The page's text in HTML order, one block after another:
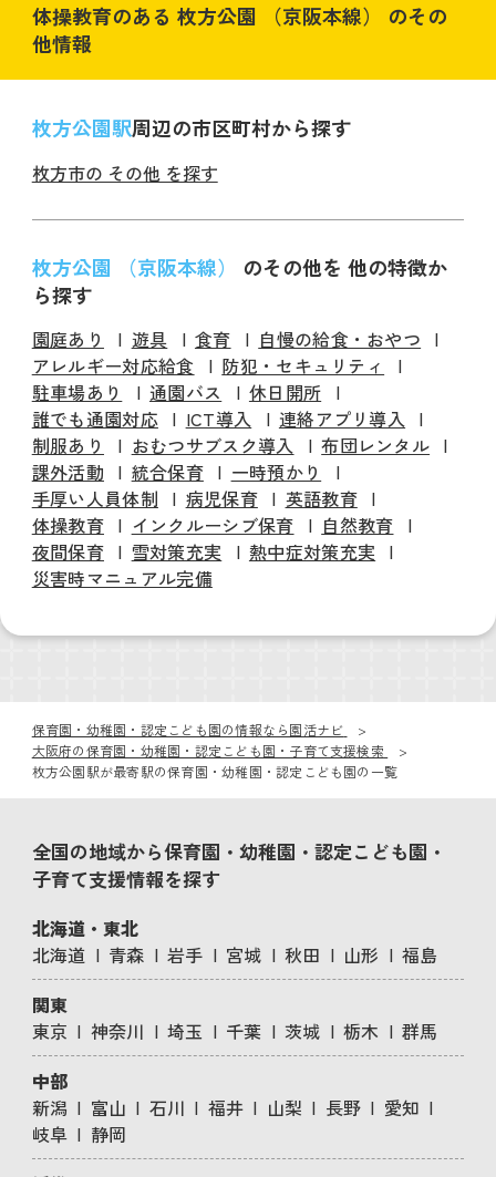
体操教育のある 枚方公園 （京阪本線） のその
他情報
枚方公園駅周辺の市区町村から探す
枚方市の その他 を探す
枚方公園 （京阪本線） のその他を 他の特徴か
ら探す
園庭あり 遊具 食育
自慢の給食・おやつ
アレルギー対応給食
防犯・セキュリティ
駐車場あり
通園バス
休日開所
誰でも通園対応
ICT導入
連絡アプリ導入
制服あり
おむつサブスク導入
布団レンタル
課外活動
統合保育
一時預かり
手厚い人員体制
病児保育
英語教育
体操教育
インクルーシブ保育
自然教育
夜間保育
雪対策充実
熱中症対策充実
災害時マニュアル完備
保育園・幼稚園・認定こども園の情報なら園活ナビ
大阪府の保育園・幼稚園・認定こども園・子育て支援検索
枚方公園駅が最寄駅の保育園・幼稚園・認定こども園の一覧
全国の地域から保育園・幼稚園・認定こども園・
子育て支援情報を探す
北海道・東北
北海道
青森 岩手 宮城 秋田 山形
福島
関東
東京
神奈川 埼玉 千葉 茨城 栃木
群馬
中部
新潟
富山 石川 福井 山梨 長野
愛知
岐阜
静岡